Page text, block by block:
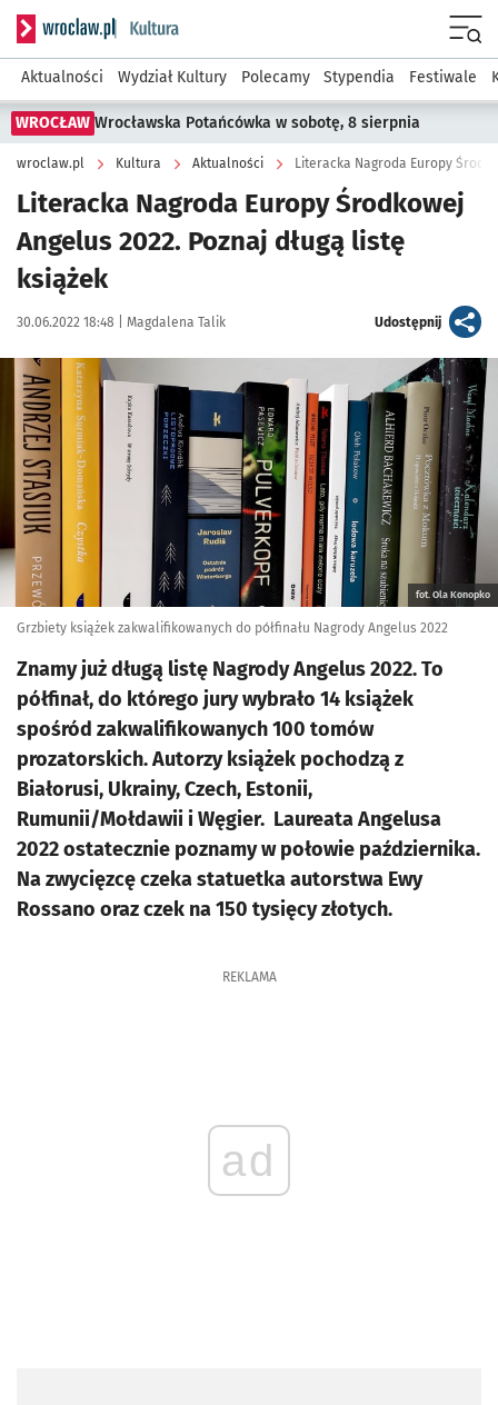
Serwis informacyjny wroclaw.pl podserwis: Kultura
Aktualności Wydział Kultury Polecamy Stypendia Festiwale
WROCŁAW Wrocławska Potańcówka w sobotę, 8 sierpnia
wroclaw.pl Kultura Aktualności Literacka Nagroda Europy
Literacka Nagroda Europy Środkowej
Angelus 2022. Poznaj długą listę
książek
Data publikacji:
30.06.2022 18:48 | Autor:
Magdalena Talik Udostępnijartykuł
Kliknij, aby powiększyć
fot. Ola Konopko
Grzbiety książek zakwalifikowanych do półfinału Nagrody Angelus 2022
Znamy już długą listę Nagrody Angelus 2022. To
półfinał, do którego jury wybrało 14 książek
spośród zakwalifikowanych 100 tomów
prozatorskich. Autorzy książek pochodzą z
Białorusi, Ukrainy, Czech, Estonii,
Rumunii/Mołdawii i Węgier. Laureata Angelusa
2022 ostatecznie poznamy w połowie października.
Na zwycięzcę czeka statuetka autorstwa Ewy
Rossano oraz czek na 150 tysięcy złotych.
REKLAMA
ad